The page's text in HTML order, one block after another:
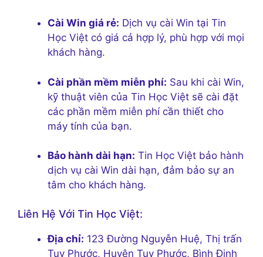
Cài Win giá rẻ: Dịch vụ cài Win tại Tin
Học Việt có giá cả hợp lý, phù hợp với mọi
khách hàng.
Cài phần mềm miễn phí: Sau khi cài Win,
kỹ thuật viên của Tin Học Việt sẽ cài đặt
các phần mềm miễn phí cần thiết cho
máy tính của bạn.
Bảo hành dài hạn: Tin Học Việt bảo hành
dịch vụ cài Win dài hạn, đảm bảo sự an
tâm cho khách hàng.
Liên Hệ Với Tin Học Việt:
Địa chỉ: 123 Đường Nguyễn Huệ, Thị trấn
Tuy Phước, Huyện Tuy Phước, Bình Định